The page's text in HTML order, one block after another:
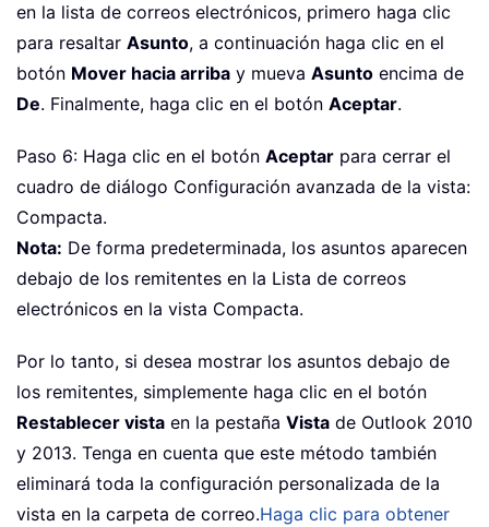
en la lista de correos electrónicos, primero haga clic
para resaltar Asunto, a continuación haga clic en el
botón Mover hacia arriba y mueva Asunto encima de
De. Finalmente, haga clic en el botón Aceptar.
Paso 6: Haga clic en el botón Aceptar para cerrar el
cuadro de diálogo Configuración avanzada de la vista:
Compacta.
Nota: De forma predeterminada, los asuntos aparecen
debajo de los remitentes en la Lista de correos
electrónicos en la vista Compacta.
Por lo tanto, si desea mostrar los asuntos debajo de
los remitentes, simplemente haga clic en el botón
Restablecer vista en la pestaña Vista de Outlook 2010
y 2013. Tenga en cuenta que este método también
eliminará toda la configuración personalizada de la
vista en la carpeta de correo.Haga clic para obtener